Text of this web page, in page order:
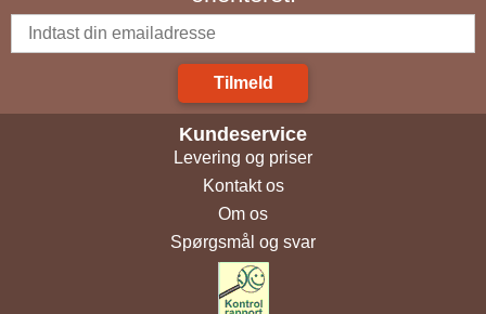
Tilmeld
Kundeservice
Levering og priser
Kontakt os
Om os
Spørgsmål og svar